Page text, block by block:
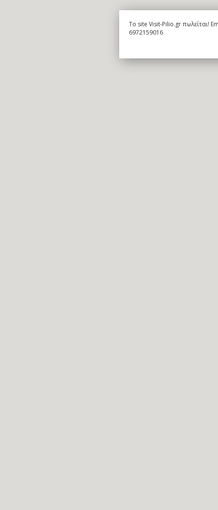
To site Visit-Pilio.gr πωλείται!
6972159016